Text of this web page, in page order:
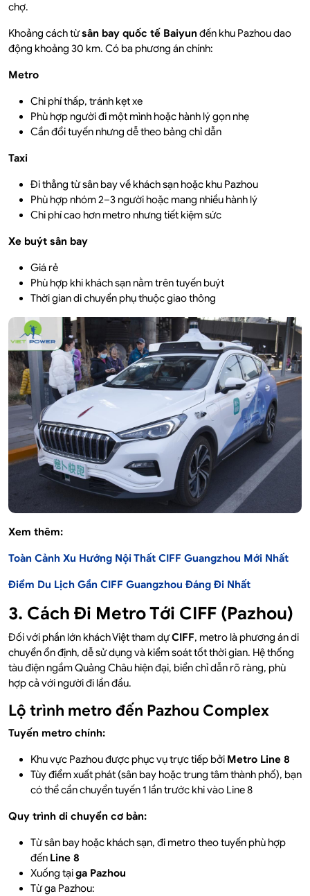
chợ.
Khoảng cách từsân bay quốc tế Baiyun đến khu Pazhou dao
động khoảng 30 km. Có ba phương án chính:
Metro
Chi phí thấp, tránh kẹt xe
Phù hợp người đi một mình hoặc hành lý gọn nhẹ
Cần đổi tuyến nhưng dễ theo bảng chỉ dẫn
Taxi
Đi thẳng từ sân bay về khách sạn hoặc khu Pazhou
Phù hợp nhóm 2–3 người hoặc mang nhiều hành lý
Chi phí cao hơn metro nhưng tiết kiệm sức
Xe buýt sân bay
Giá rẻ
Phù hợp khi khách sạn nằm trên tuyến buýt
Thời gian di chuyển phụ thuộc giao thông
Xem thêm:
Toàn Cảnh Xu Hướng Nội Thất CIFF Guangzhou Mới Nhất
Điểm Du Lịch Gần CIFF Guangzhou Đáng Đi Nhất
3. Cách Đi Metro Tới CIFF (Pazhou)
Đối với phần lớn khách Việt tham dựCIFF, metro là phương án di
chuyển ổn định, dễ sử dụng và kiểm soát tốt thời gian. Hệ thống
tàu điện ngầm Quảng Châu hiện đại, biển chỉ dẫn rõ ràng, phù
hợp cả với người đi lần đầu.
Lộ trình metro đến Pazhou Complex
Tuyến metro chính:
Khu vực Pazhou được phục vụ trực tiếp bởi Metro Line 8
Tùy điểm xuất phát (sân bay hoặc trung tâm thành phố), bạn
có thể cần chuyển tuyến 1 lần trước khi vào Line 8
Quy trình di chuyển cơ bản:
Từ sân bay hoặc khách sạn, đi metro theo tuyến phù hợp
đến Line 8
Xuống tạiga Pazhou
Từ ga Pazhou: